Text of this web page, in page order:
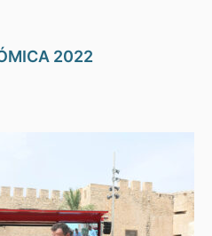
2022